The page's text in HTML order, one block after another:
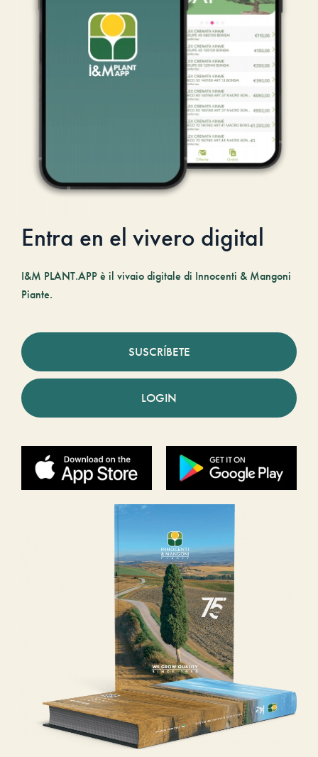
Entra en el vivero digital
I&M PLANT.APP è il vivaio digitale di Innocenti & Mangoni
Piante.
SUSCRÍBETE
LOGIN